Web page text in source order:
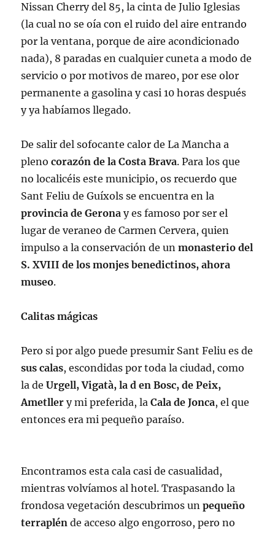
Nissan Cherry del 85, la cinta de Julio Iglesias
(la cual no se oía con el ruido del aire entrando
por la ventana, porque de aire acondicionado
nada), 8 paradas en cualquier cuneta a modo de
servicio o por motivos de mareo, por ese olor
permanente a gasolina y casi 10 horas después
y ya habíamos llegado.
De salir del sofocante calor de La Mancha a
plenocorazón de la Costa Brava. Para los que
no localicéis este municipio, os recuerdo que
Sant Feliu de Guíxols se encuentra en la
provincia de Gerona y es famoso por ser el
lugar de veraneo de Carmen Cervera, quien
impulso a la conservación de un monasterio del
S. XVIII de los monjes benedictinos, ahora
museo.
Calitas mágicas
Pero si por algo puede presumir Sant Feliu es de
sus calas, escondidas por toda la ciudad, como
la deUrgell, Vigatà, la d en Bosc, de Peix,
Ametller y mi preferida, la Cala de Jonca, el que
entonces era mi pequeño paraíso.
Encontramos esta cala casi de casualidad,
mientras volvíamos al hotel. Traspasando la
frondosa vegetación descubrimos unpequeño
terraplén de acceso algo engorroso, pero no